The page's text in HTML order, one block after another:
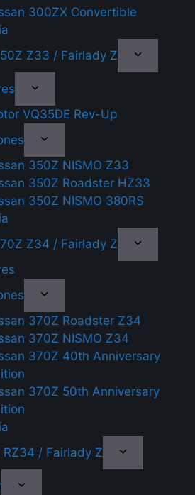
300ZX Convertible
Z33 / Fairlady Z
VQ35DE Rev-Up
350Z NISMO Z33
350Z Roadster HZ33
350Z NISMO 380RS
Z34 / Fairlady Z
370Z Roadster Z34
370Z NISMO Z34
370Z 40th Anniversary
370Z 50th Anniversary
RZ34 / Fairlady Z